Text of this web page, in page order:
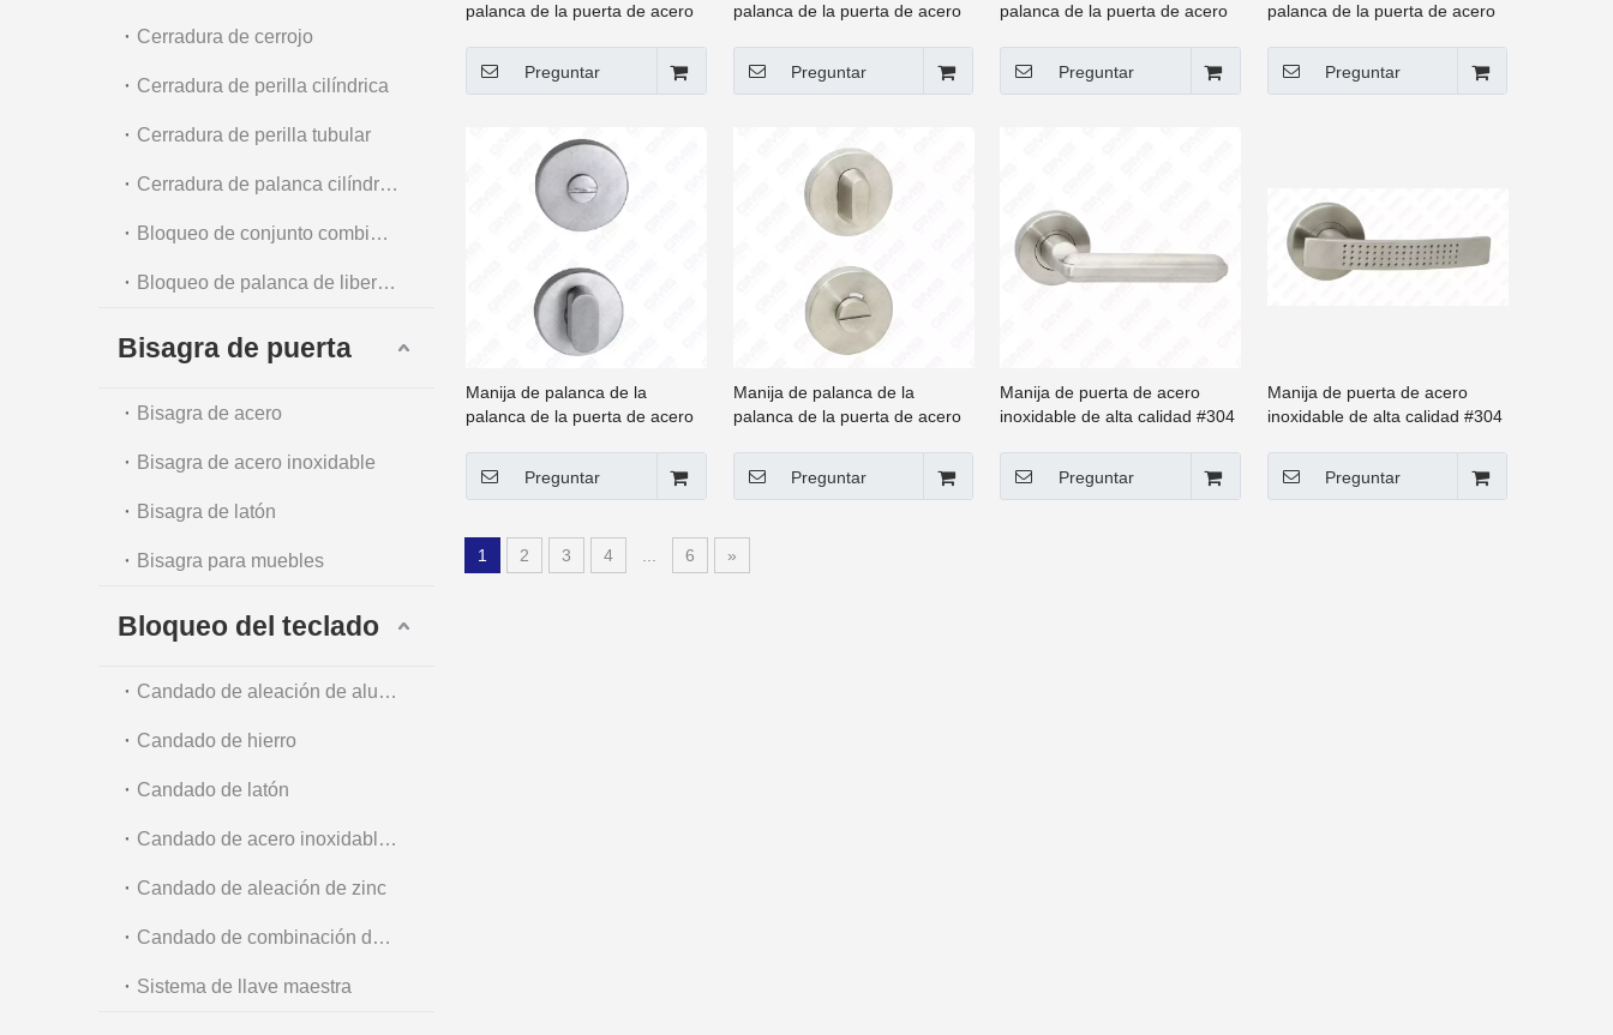
Cerradura de cerrojo
Cerradura de perilla cilíndrica
Cerradura de perilla tubular
Cerradura de palanca cilíndrica
Bloqueo de conjunto combinado
Bloqueo de palanca de liberación automática
Bisagra de puerta
Bisagra de acero
Bisagra de acero inoxidable
Bisagra de latón
Bisagra para muebles
Bloqueo del teclado
Candado de aleación de aluminio
Candado de hierro
Candado de latón
Candado de acero inoxidable y acero
Candado de aleación de zinc
Candado de combinación de equipaje y candado de cadena
Sistema de llave maestra
palanca de la puerta de acero
Preguntar
palanca de la puerta de acero
Preguntar
palanca de la puerta de acero
Thumb Turn Pandilla (AH13)
Preguntar
palanca de la puerta de acero
Thumb Turn Pandilla (AH26)
Preguntar
Manija de palanca de la
palanca de la puerta de acero
Thumb Turn Pandilla (AH32)
Preguntar
Manija de palanca de la
palanca de la puerta de acero
Thumb Turn Pandilla (BK6)
Preguntar
Manija de puerta de acero
inoxidable de alta calidad #304
Preguntar
Manija de puerta de acero
inoxidable de alta calidad #304
Preguntar
1 2 3 4 6 »